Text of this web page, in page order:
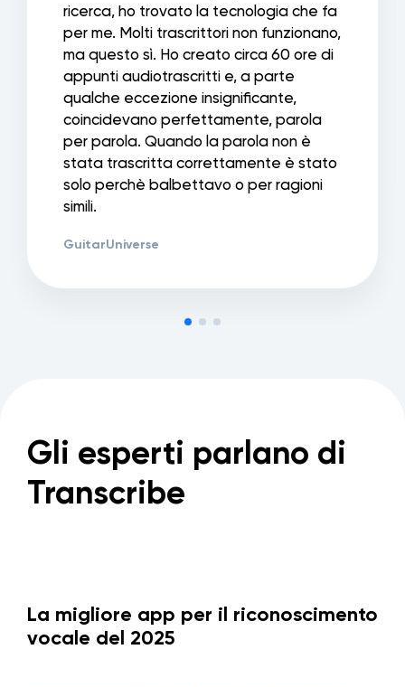
ricerca, ho trovato la tecnologia che fa
per me. Molti trascrittori non funzionano,
ma questo sì. Ho creato circa 60 ore di
appunti audiotrascritti e, a parte
qualche eccezione insignificante,
coincidevano perfettamente, parola
per parola. Quando la parola non è
stata trascritta correttamente è stato
solo perchè balbettavo o per ragioni
simili.
GuitarUniverse
Gli esperti parlano di
Transcribe
La migliore app per il riconoscimento
vocale del 2025